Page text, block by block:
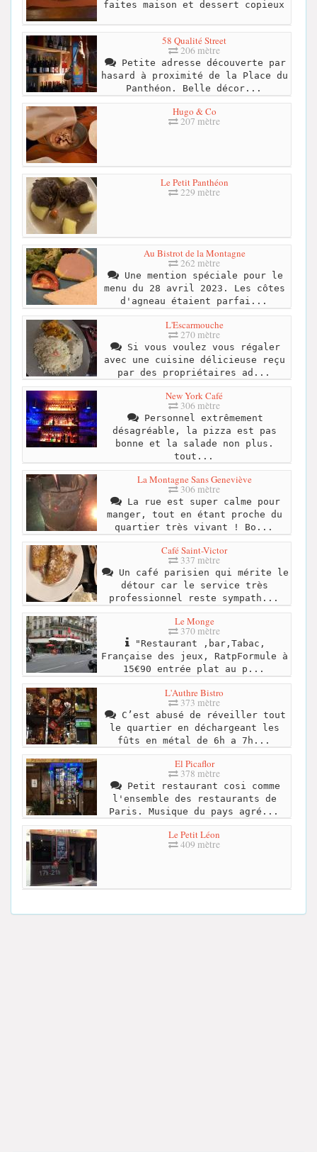
faites maison et dessert copieux
58 Qualité Street
206 mètre
Petite adresse découverte par
hasard à proximité de la Place du
Panthéon. Belle décor...
Hugo & Co
207 mètre
Le Petit Panthéon
229 mètre
Au Bistrot de la Montagne
262 mètre
Une mention spéciale pour le
menu du 28 avril 2023. Les côtes
d'agneau étaient parfai...
L'Escarmouche
270 mètre
Si vous voulez vous régaler
avec une cuisine délicieuse reçu
par des propriétaires ad...
New York Café
306 mètre
Personnel extrêmement
désagréable, la pizza est pas
bonne et la salade non plus.
tout...
La Montagne Sans Geneviève
306 mètre
La rue est super calme pour
manger, tout en étant proche du
quartier très vivant ! Bo...
Café Saint-Victor
337 mètre
Un café parisien qui mérite le
détour car le service très
professionnel reste sympath...
Le Monge
370 mètre
"Restaurant ,bar,Tabac,
Française des jeux, RatpFormule à
15€90 entrée plat au p...
L'Authre Bistro
373 mètre
C’est abusé de réveiller tout
le quartier en déchargeant les
fûts en métal de 6h a 7h...
El Picaflor
378 mètre
Petit restaurant cosi comme
l'ensemble des restaurants de
Paris. Musique du pays agré...
Le Petit Léon
409 mètre